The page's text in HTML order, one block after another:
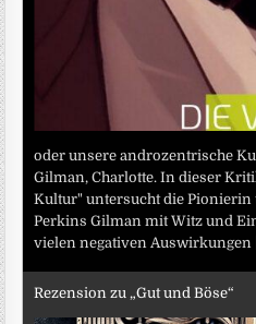
oder unsere androzentrische
Gilman, Charlotte. In dieser
Kultur" untersucht die
Perkins Gilman mit Witz und
vielen negativen Auswirkungen
Rezension zu „Gut und Böse“